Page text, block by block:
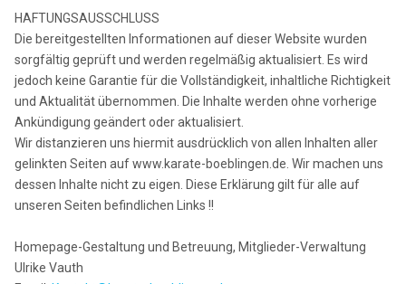
HAFTUNGSAUSSCHLUSS
Die bereitgestellten Informationen auf dieser Website wurden
sorgfältig geprüft und werden regelmäßig aktualisiert. Es wird
jedoch keine Garantie für die Vollständigkeit, inhaltliche Richtigkeit
und Aktualität übernommen. Die Inhalte werden ohne vorherige
Ankündigung geändert oder aktualisiert.
Wir distanzieren uns hiermit ausdrücklich von allen Inhalten aller
gelinkten Seiten auf www.karate-boeblingen.de. Wir machen uns
dessen Inhalte nicht zu eigen. Diese Erklärung gilt für alle auf
unseren Seiten befindlichen Links !!
Homepage-Gestaltung und Betreuung, Mitglieder-Verwaltung
Ulrike Vauth